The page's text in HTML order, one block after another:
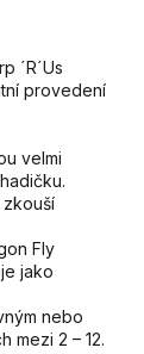
´R´Us
provedení
velmi
Fly
jako
nebo
mezi 2 – 12.